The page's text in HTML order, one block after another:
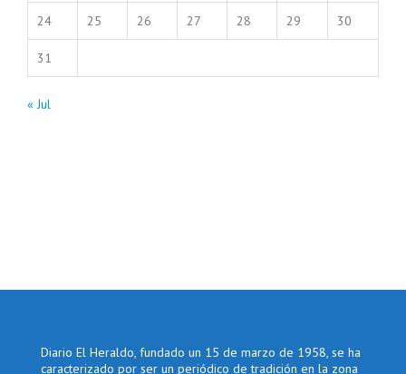
24 25 26 27 28 29 30
31
« Jul
Diario El Heraldo, fundado un 15 de marzo de 1958, se ha
caracterizado por ser un periódico de tradición en la zona